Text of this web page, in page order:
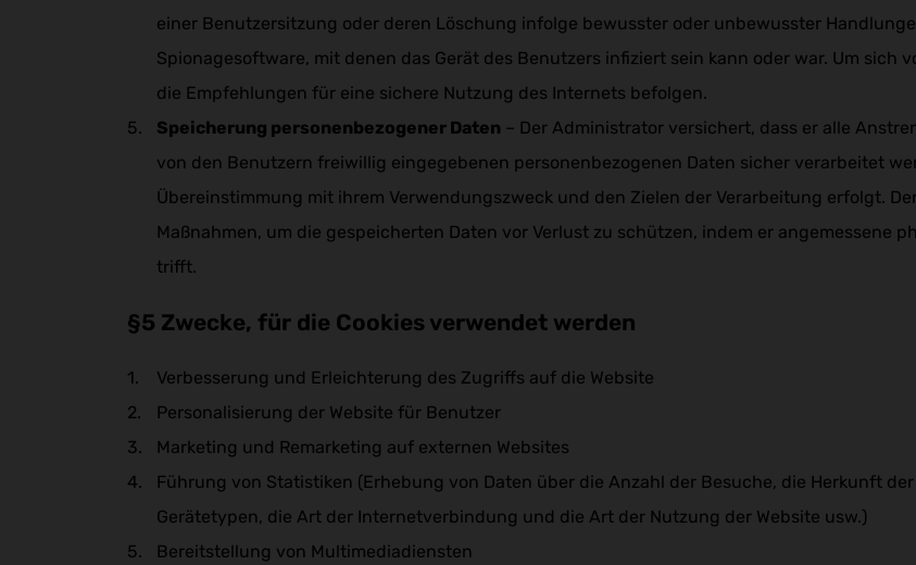
einer Benutzersitzung oder deren Löschung infolge bewusster oder unbewusster
Spionagesoftware, mit denen das Gerät des Benutzers infiziert sein kann oder war. Um sich
die Empfehlungen für eine sichere Nutzung des Internets befolgen.
Speicherung personenbezogener Daten – Der Administrator versichert, dass er alle
von den Benutzern freiwillig eingegebenen personenbezogenen Daten sicher verarbeitet
Übereinstimmung mit ihrem Verwendungszweck und den Zielen der Verarbeitung erfolgt.
Maßnahmen, um die gespeicherten Daten vor Verlust zu schützen, indem er angemessene
trifft.
§5 Zwecke, für die Cookies verwendet werden
Verbesserung und Erleichterung des Zugriffs auf die Website
Personalisierung der Website für Benutzer
Marketing und Remarketing auf externen Websites
Führung von Statistiken (Erhebung von Daten über die Anzahl der Besuche, die Herkunft
Gerätetypen, die Art der Internetverbindung und die Art der Nutzung der Website usw.)
Bereitstellung von Multimediadiensten